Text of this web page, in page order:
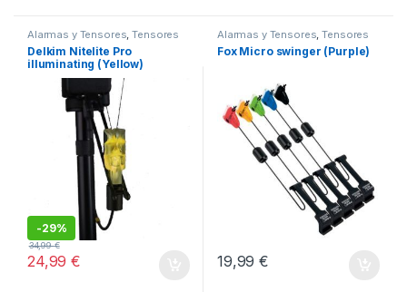
Alarmas y Tensores ,Tensores
Delkim Nitelite Pro
illuminating (Yellow)
-29%
24,99€
34,99€
Alarmas y Tensores ,Tensores
Fox Micro swinger (Purple)
19,99€